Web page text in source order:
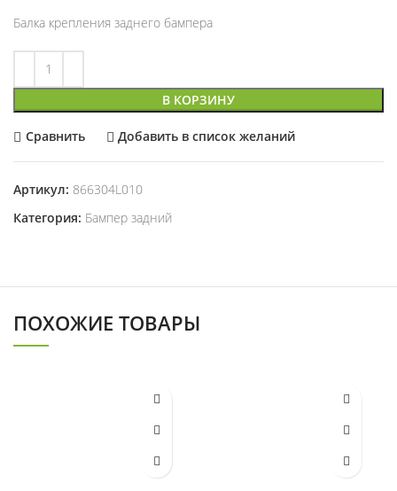
Балка крепления заднего бампера
В КОРЗИНУ
Сравнить Добавить в список желаний
Артикул: 866304L010
Категория: Бампер задний
ПОХОЖИЕ ТОВАРЫ